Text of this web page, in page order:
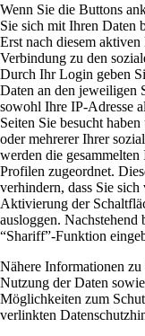
Wenn Sie die Buttons
Sie sich mit Ihren Daten
Erst nach diesem
Verbindung zu den
Durch Ihr Login geben
Daten an den jeweiligen
sowohl Ihre IP-Adresse
Seiten Sie besucht
oder mehrerer Ihrer
werden die
Profilen zugeordnet.
verhindern, dass Sie
Aktivierung der
ausloggen. Nachstehend
“Shariff”-Funktion
Nähere Informationen
Nutzung der Daten
Möglichkeiten zum
verlinkten